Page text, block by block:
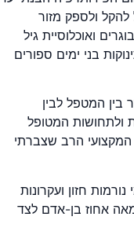
להקל ולספק מזור
ואוכלוסיית גיל
בני ימים ספורים
המטפל לבין
ולתחושות המטופל
המקצועי הרב שצברתי
חזון ועקרונות
אחוז בן-אדם לצד